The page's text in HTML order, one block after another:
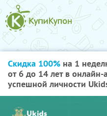
Скидка 100% на 1
от 6 до 14 лет в онлайн-
успешной личности